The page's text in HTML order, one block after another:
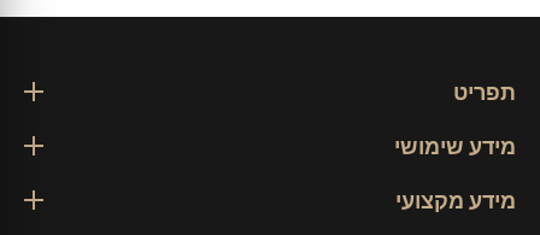
תפריט
מידע שימושי
מידע מקצועי